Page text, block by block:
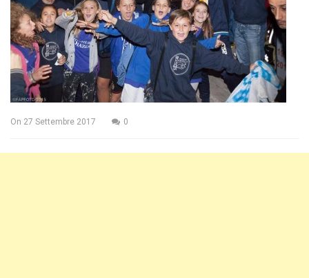
On 27 Settembre 2017 0